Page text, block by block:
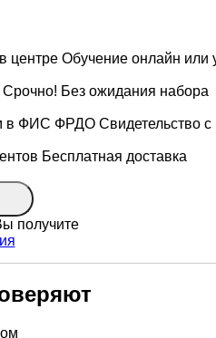
Обучение онлайн или
Срочно! Без ожидания набора
Свидетельство с
Бесплатная доставка
получите